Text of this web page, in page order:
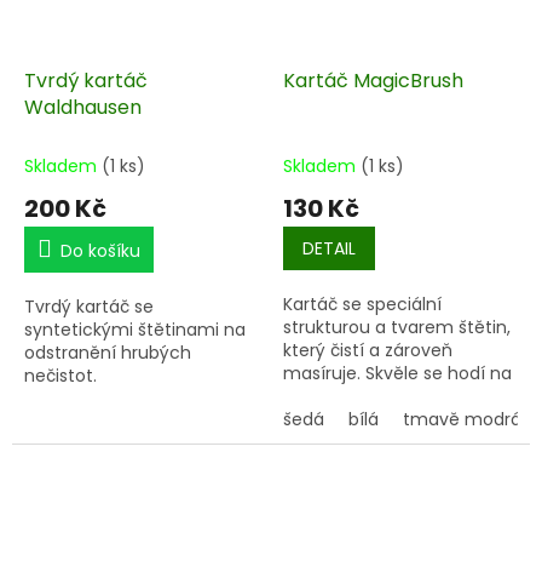
Tvrdý kartáč
Waldhausen
Skladem (1 ks)
200 Kč
Do košíku
Tvrdý kartáč se
syntetickými štětinami na
odstranění hrubých
nečistot.
Kartáč MagicBrush
Skladem (1 ks)
130 Kč
DETAIL
Kartáč se speciální
strukturou a tvarem štětin,
který čistí a zároveň
masíruje. Skvěle se hodí na
srsti. Zároveň slouží jako
stěrka na pot a vodu.
šedá bílá tmavě modrá